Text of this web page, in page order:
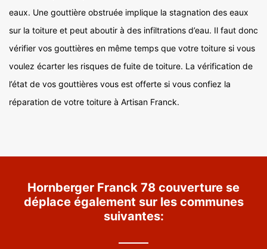
eaux. Une gouttière obstruée implique la stagnation des eaux
sur la toiture et peut aboutir à des infiltrations d’eau. Il faut donc
vérifier vos gouttières en même temps que votre toiture si vous
voulez écarter les risques de fuite de toiture. La vérification de
l’état de vos gouttières vous est offerte si vous confiez la
réparation de votre toiture à Artisan Franck.
Hornberger Franck 78 couverture se
déplace également sur les communes
suivantes: